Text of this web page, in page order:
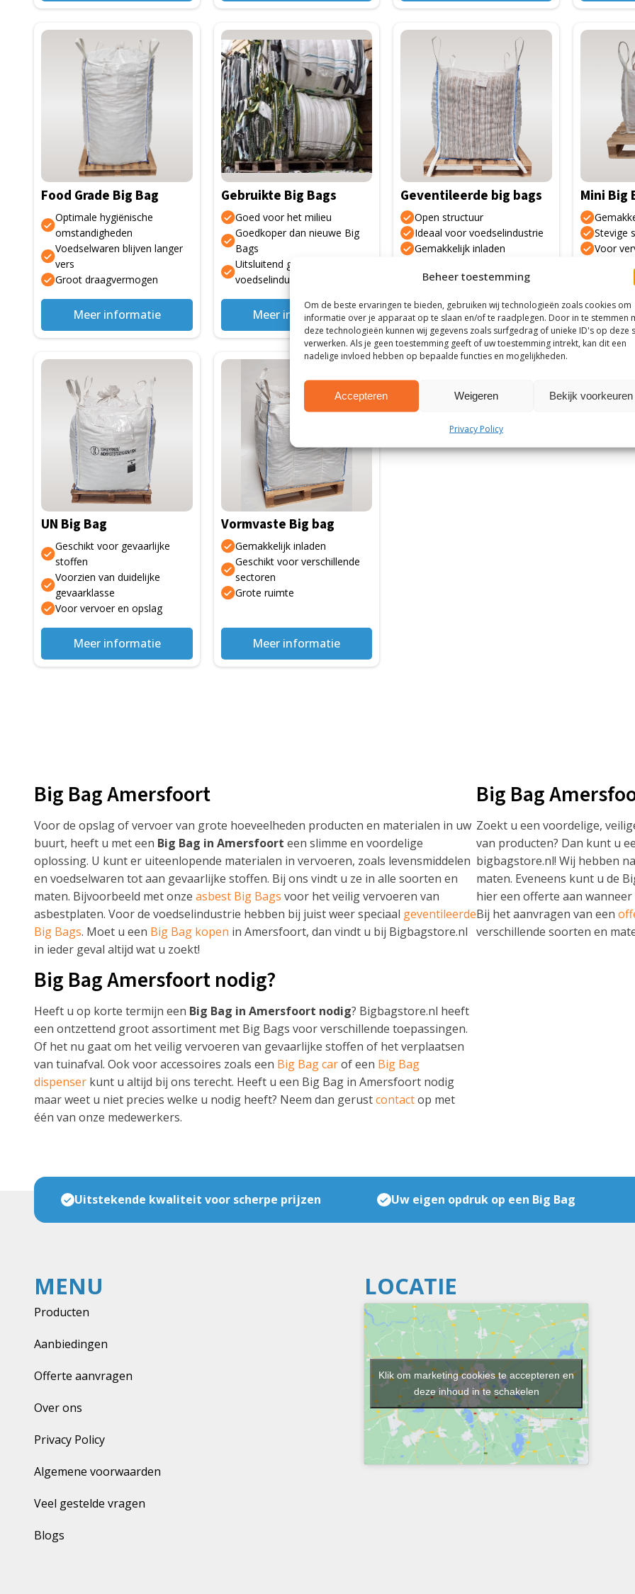
Beheer toestemming
Om de beste ervaringen te bieden, gebruiken wij technologieën zoals cookies om
informatie over je apparaat op te slaan en/of te raadplegen. Door in te stemmen
deze technologieën kunnen wij gegevens zoals surfgedrag of unieke ID's op deze
verwerken. Als je geen toestemming geeft of uw toestemming intrekt, kan dit een
nadelige invloed hebben op bepaalde functies en mogelijkheden.
Accepteren Weigeren Bekijk voorkeuren
Privacy Policy
Food Grade Big Bag
Optimale hygiënische
omstandigheden
Voedselwaren blijven langer
vers
Groot draagvermogen
Meer informatie
Dit
product
meerdere
variaties.
gekozen
worden
op
de
productpagina
Gebruikte Big Bags
Goed voor het milieu
Goedkoper dan nieuwe Big
Bags
Uitsluitend gebruikt in de
voedselindustrie
Meer informatie
Geventileerde big bags
Open structuur
Ideaal voor voedselindustrie
Gemakkelijk inladen
Meer informatie
Dit
product
meerdere
variaties.
gekozen
worden
op
de
productpagina
Mini Big
Stevige
Voor
Dit
product
meerdere
variaties.
optie
gekozen
worden
op
de
UN Big Bag
Geschikt voor gevaarlijke
stoffen
Voorzien van duidelijke
gevaarklasse
Voor vervoer en opslag
Meer informatie
Dit
product
meerdere
variaties.
gekozen
worden
op
de
productpagina
Vormvaste Big bag
Gemakkelijk inladen
Geschikt voor verschillende
sectoren
Grote ruimte
Meer informatie
Dit
product
meerdere
variaties.
gekozen
worden
op
de
productpagina
Big Bag Amersfoort
Voor de opslag of vervoer van grote hoeveelheden producten en materialen in uw
buurt, heeft u met een Big Bag in Amersfoort een slimme en voordelige
oplossing. U kunt er uiteenlopende materialen in vervoeren, zoals levensmiddelen
en voedselwaren tot aan gevaarlijke stoffen. Bij ons vindt u ze in alle soorten en
maten. Bijvoorbeeld met onze asbest Big Bags voor het veilig vervoeren van
asbestplaten. Voor de voedselindustrie hebben bij juist weer speciaal geventileerde
Big Bags. Moet u een Big Bag kopen in Amersfoort, dan vindt u bij Bigbagstore.nl
in ieder geval altijd wat u zoekt!
Big Bag Amersfoort nodig?
Heeft u op korte termijn een Big Bag in Amersfoort nodig? Bigbagstore.nl heeft
een ontzettend groot assortiment met Big Bags voor verschillende toepassingen.
Of het nu gaat om het veilig vervoeren van gevaarlijke stoffen of het verplaatsen
van tuinafval. Ook voor accessoires zoals een Big Bag carof een Big Bag
dispenser kunt u altijd bij ons terecht. Heeft u een Big Bag in Amersfoort nodig
maar weet u niet precies welke u nodig heeft? Neem dan gerustcontactop met
één van onze medewerkers.
Big Bag
Zoekt u een voordelige,
van producten? Dan kunt u
bigbagstore.nl! Wij hebben
maten. Eveneens kunt u de
hier een offerte aan
Bij het aanvragen van een
verschillende soorten en
Uitstekende kwaliteit voor scherpe prijzen Uw eigen opdruk op een Big Bag
MENU
Producten
Aanbiedingen
Offerte aanvragen
Over ons
Privacy Policy
Algemene voorwaarden
Veel gestelde vragen
Blogs
LOCATIE
Klik om marketing cookies te accepteren en
deze inhoud in te schakelen